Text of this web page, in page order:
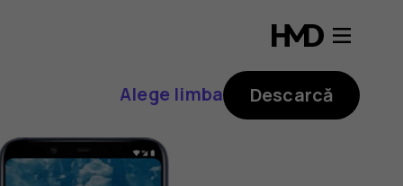
Alege limba Descarcă